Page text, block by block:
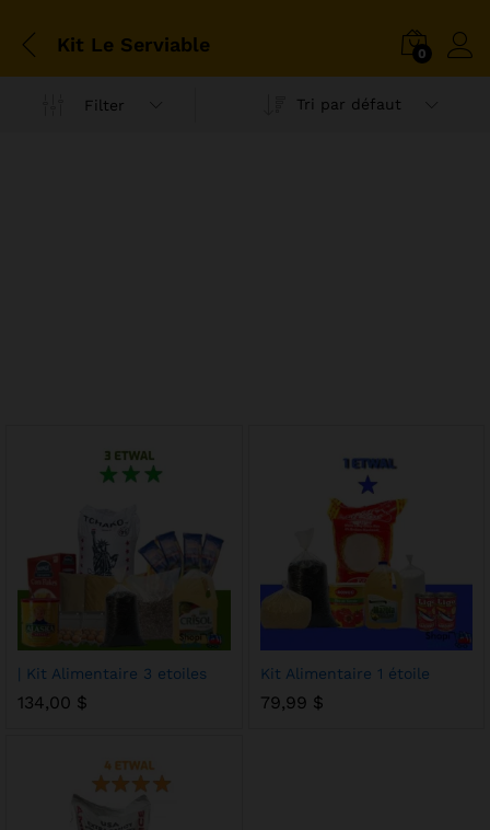
Kit Le Serviable 0
Filter Tri par défaut
| Kit Alimentaire 3 etoiles
134,00 $
Kit Alimentaire 1 étoile
79,99 $